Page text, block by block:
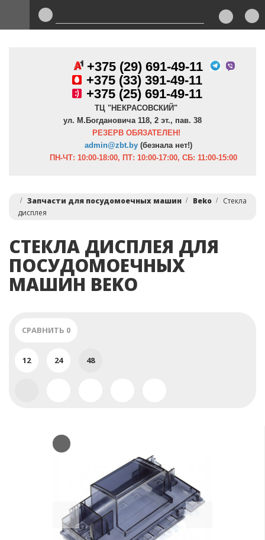
+375 (29) 691-49-11
+375 (33) 391-49-11
+375 (25) 691-49-11
ТЦ "НЕКРАСОВСКИЙ"
ул. М.Богдановича 118, 2 эт., пав. 38
РЕЗЕРВ ОБЯЗАТЕЛЕН!
admin@zbt.by (безнала нет!)
ПН-ЧТ: 10:00-18:00, ПТ: 10:00-17:00, СБ: 11:00-15:00
Запчасти для посудомоечных машин Beko
Стекла
дисплея
СТЕКЛА ДИСПЛЕЯ ДЛЯ
ПОСУДОМОЕЧНЫХ
МАШИН BEKO
СРАВНИТЬ 0
12 24 48
Previous Next